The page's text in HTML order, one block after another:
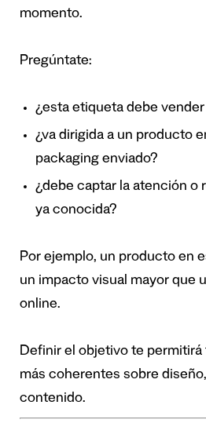
momento.
Pregúntate:
¿esta etiqueta debe
¿va dirigida a un producto
packaging enviado?
¿debe captar la atención o
ya conocida?
Por ejemplo, un producto en
un impacto visual mayor que
online.
Definir el objetivo te
más coherentes sobre
contenido.